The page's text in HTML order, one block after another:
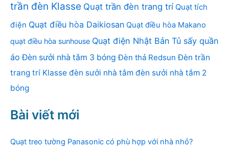
trần đèn Klasse Quạt trần đèn trang trí Quạt tích
điện Quạt điều hòa Daikiosan Quạt điều hòa Makano
quạt điều hòa sunhouse Quạt điện Nhật Bản Tủ sấy quần
áo Đèn sưởi nhà tắm 3 bóng Đèn thả Redsun Đèn trần
trang trí Klasse đèn sưởi nhà tắm đèn sưởi nhà tắm 2
bóng
Bài viết mới
Quạt treo tường Panasonic có phù hợp với nhà nhỏ?